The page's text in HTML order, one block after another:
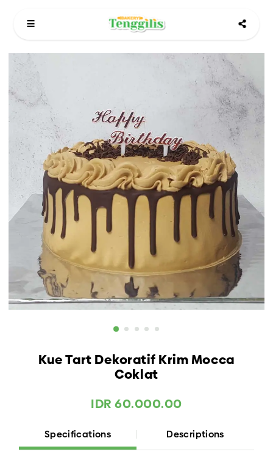
Kue Tart Dekoratif Krim Mocca
Coklat
IDR 60.000.00
Specifications Descriptions